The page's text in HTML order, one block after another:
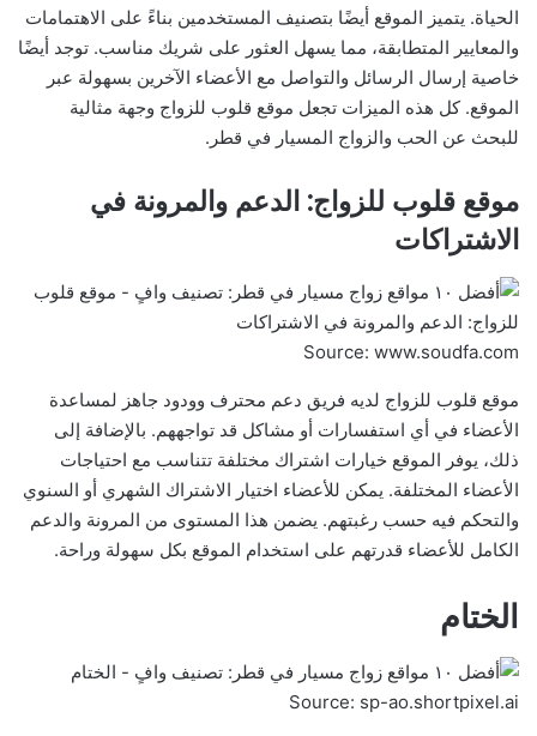
الحياة. يتميز الموقع أيضًا بتصنيف المستخدمين بناءً على الاهتمامات
والمعايير المتطابقة، مما يسهل العثور على شريك مناسب. توجد أيضًا
خاصية إرسال الرسائل والتواصل مع الأعضاء الآخرين بسهولة عبر
الموقع. كل هذه الميزات تجعل موقع قلوب للزواج وجهة مثالية
للبحث عن الحب والزواج المسيار في قطر.
موقع قلوب للزواج: الدعم والمرونة في
الاشتراكات
Source: www.soudfa.com
موقع قلوب للزواج لديه فريق دعم محترف وودود جاهز لمساعدة
الأعضاء في أي استفسارات أو مشاكل قد تواجههم. بالإضافة إلى
ذلك، يوفر الموقع خيارات اشتراك مختلفة تتناسب مع احتياجات
الأعضاء المختلفة. يمكن للأعضاء اختيار الاشتراك الشهري أو السنوي
والتحكم فيه حسب رغبتهم. يضمن هذا المستوى من المرونة والدعم
الكامل للأعضاء قدرتهم على استخدام الموقع بكل سهولة وراحة.
الختام
Source: sp-ao.shortpixel.ai